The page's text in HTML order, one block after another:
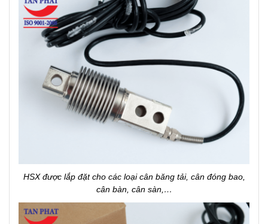
HSX được lắp đặt cho các loại cân băng tải, cân đóng bao,
cân bàn, cân sàn,…